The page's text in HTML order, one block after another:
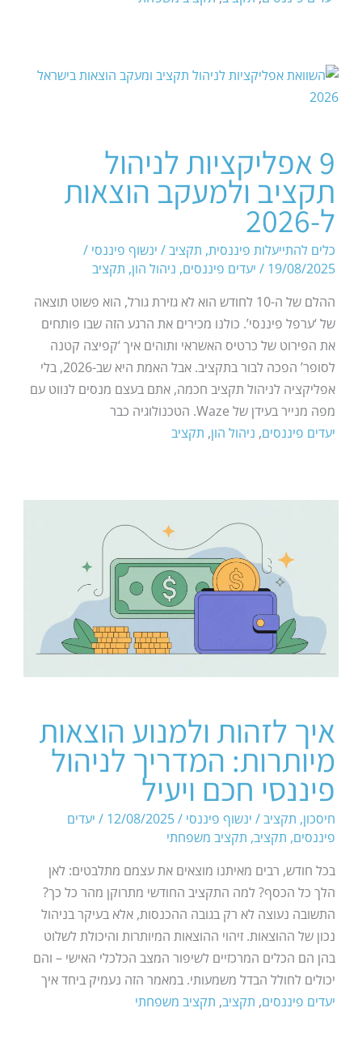
9 אפליקציות לניהול
תקציב ולמעקב הוצאות
ל-2026
כלים להתייעלות פיננסית, תקציב/ ינשוף פיננסי /
19/08/2025
/ יעדים פיננסים, ניהול הון, תקציב
ההלם של ה-10 לחודש הוא לא גזירת גורל, הוא פשוט תוצאה
של ‘ערפל פיננסי’. כולנו מכירים את הרגע הזה שבו פותחים
את הפירוט של כרטיס האשראי ותוהים איך ‘קפיצה קטנה
לסופר’ הפכה לבור בתקציב. אבל האמת היא שב-2026, בלי
אפליקציה לניהול תקציב חכמה, אתם בעצם מנסים לנווט עם
מפה מנייר בעידן של Waze. הטכנולוגיה כבר
יעדים פיננסים, ניהול הון, תקציב
איך לזהות ולמנוע הוצאות
מיותרות: המדריך לניהול
פיננסי חכם ויעיל
חיסכון, תקציב/ ינשוף פיננסי /
12/08/2025
/ יעדים
פיננסים, תקציב, תקציב משפחתי
בכל חודש, רבים מאיתנו מוצאים את עצמם מתלבטים: לאן
הלך כל הכסף? למה התקציב החודשי מתרוקן מהר כל כך?
התשובה נעוצה לא רק בגובה ההכנסות, אלא בעיקר בניהול
נכון של ההוצאות. זיהוי ההוצאות המיותרות והיכולת לשלוט
בהן הם הכלים המרכזיים לשיפור המצב הכלכלי האישי – והם
יכולים לחולל הבדל משמעותי. במאמר הזה נעמיק ביחד איך
יעדים פיננסים, תקציב, תקציב משפחתי